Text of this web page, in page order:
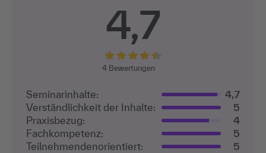
4,7
4Bewertungen
Seminarinhalte:
4,7
Verständlichkeit der Inhalte:
5
Praxisbezug:
4
Fachkompetenz:
5
Teilnehmenden­orientiert:
5